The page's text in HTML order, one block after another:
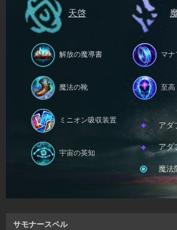
天啓
解放の魔導書
魔法の靴
ミニオン吸収装置
宇宙の英知
マ
至高
アダ
アダ
魔法
サモナースペル